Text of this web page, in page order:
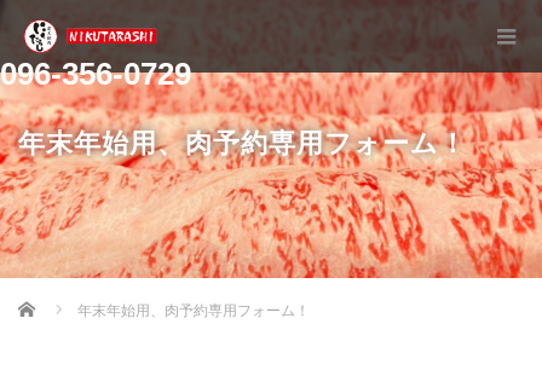
096-356-0729
年末年始用、肉予約専用フォーム！
Home 年末年始用、肉予約専用フォーム！